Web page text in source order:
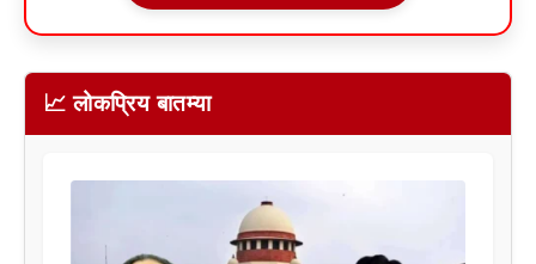
📈 लोकप्रिय बातम्या